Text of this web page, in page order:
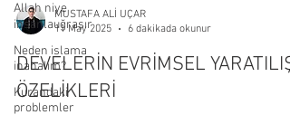
Allah niye
insanlauğraşır
Neden islama
inanalım?
Kurandaki
problemler
MUSTAFA ALİ UÇAR
11 May 2025
6 dakikada okunur
DEVELERİN EVRİMSEL YARATILIŞ
ÖZELİKLERİ